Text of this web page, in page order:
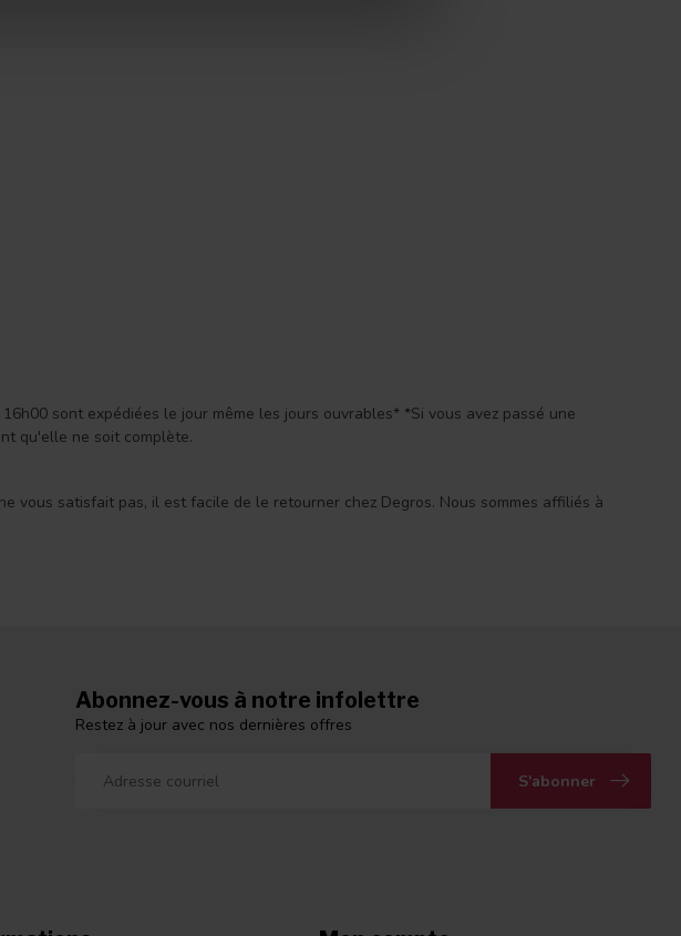
sont expédiées le jour même les jours ouvrables* *Si vous avez passé une
qu'elle ne soit complète.
vous satisfait pas, il est facile de le retourner chez Degros. Nous sommes affiliés à
Abonnez-vous à notre infolettre
Restez à jour avec nos dernières offres
S'abonner